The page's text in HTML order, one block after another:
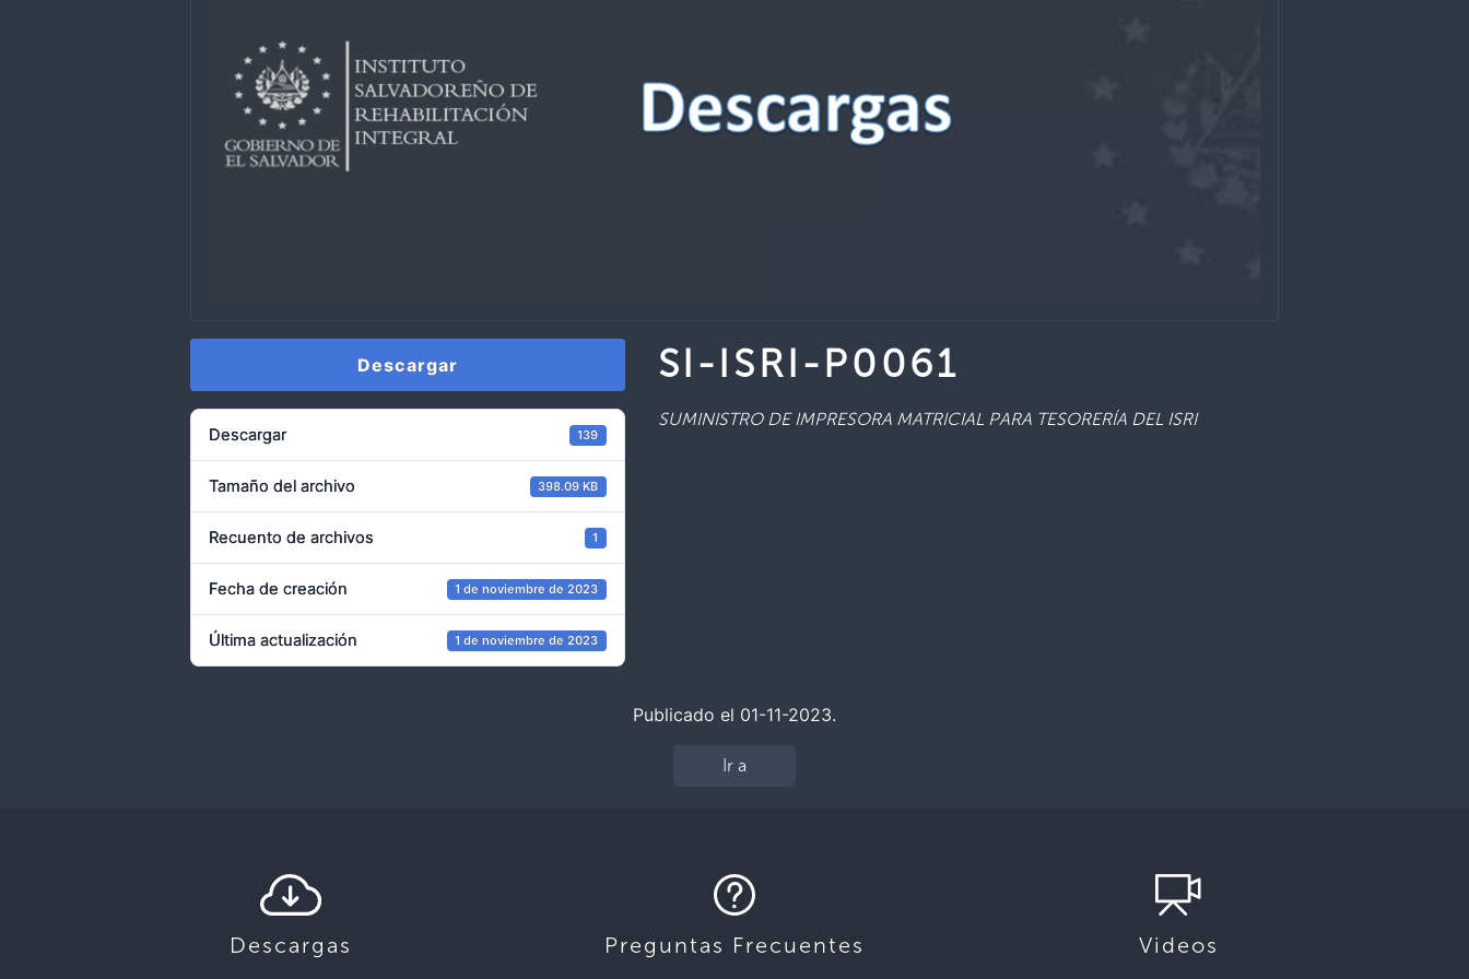
Descargar
Descargar 139
Tamaño del archivo 398.09 KB
Recuento de archivos 1
Fecha de creación 1 de noviembre de 2023
Última actualización 1 de noviembre de 2023
SI-ISRI-P0061
SUMINISTRO DE IMPRESORA MATRICIAL PARA TESORERÍA DEL ISRI
Publicado el 01-11-2023.
Ir a
Descargas Preguntas Frecuentes Videos